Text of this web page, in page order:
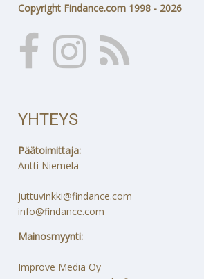
Copyright Findance.com 1998 - 2026
YHTEYS
Päätoimittaja:
Antti Niemelä
juttuvinkki@findance.com
info@findance.com
Mainosmyynti:
Improve Media Oy